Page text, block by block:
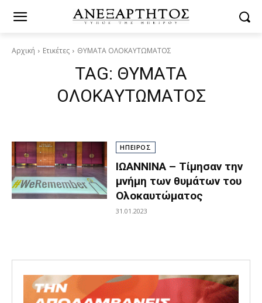
Αρχική Ετικέτες ΘΥΜΑΤΑ ΟΛΟΚΑΥΤΩΜΑΤΟΣ
TAG: ΘΥΜΑΤΑ
ΟΛΟΚΑΥΤΩΜΑΤΟΣ
ΗΠΕΙΡΟΣ
ΙΩΑΝΝΙΝΑ – Τίμησαν την
μνήμη των θυμάτων του
Ολοκαυτώματος
31.01.2023